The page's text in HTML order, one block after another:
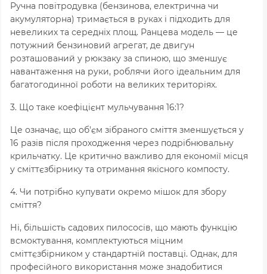
Ручна повітродувка (бензинова, електрична чи
акумуляторна) тримається в руках і підходить для
невеликих та середніх площ. Ранцева модель — це
потужний бензиновий агрегат, де двигун
розташований у рюкзаку за спиною, що зменшує
навантаження на руки, роблячи його ідеальним для
багатогодинної роботи на великих територіях.
3. Що таке коефіцієнт мульчування 16:1?
Це означає, що об'єм зібраного сміття зменшується у
16 разів після проходження через подрібнювальну
крильчатку. Це критично важливо для економії місця
у сміттєзбірнику та отримання якісного компосту.
4. Чи потрібно купувати окремо мішок для збору
сміття?
Ні, більшість садових пилососів, що мають функцію
всмоктування, комплектуються міцним
сміттєзбірником у стандартній поставці. Однак, для
професійного використання може знадобитися